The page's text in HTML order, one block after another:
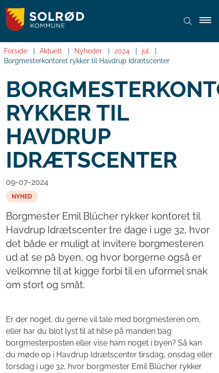
Forside Aktuelt Nyheder 2024
jul
Borgmesterkontoret rykker til Havdrup Idrætscenter
RYKKER TIL
HAVDRUP
IDRÆTSCENTER
09-07-2024
NYHED
Borgmester Emil Blücher rykker kontoret til
Havdrup Idrætscenter tre dage i uge 32, hvor
det både er muligt at invitere borgmesteren
ud at se på byen, og hvor borgerne også er
velkomne til at kigge forbi til en uformel snak
om stort og småt.
Er der noget, du gerne vil tale med borgmesteren om,
eller har du blot lyst til at hilse på manden bag
borgmesterposten eller vise ham noget i byen? Så kan
du møde op i Havdrup Idrætscenter tirsdag, onsdag eller
torsdag i uge 32, hvor borgmester Emil Blücher rykker